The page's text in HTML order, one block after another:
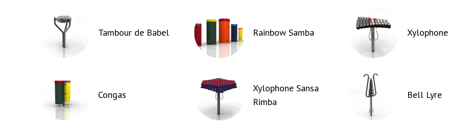
Tambour de Babel
Congas
Rainbow Samba
Xylophone Sansa
Rimba
Xylophone
Bell Lyre